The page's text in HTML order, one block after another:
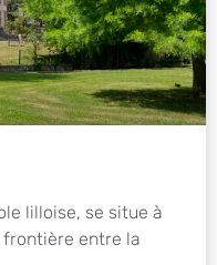
lilloise, se situe à
entre la